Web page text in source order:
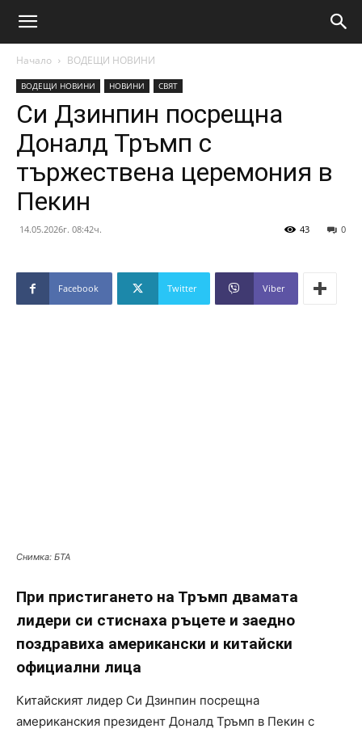
Начало ВОДЕЩИ НОВИНИ
ВОДЕЩИ НОВИНИ НОВИНИ СВЯТ
Си Дзинпин посрещна
Доналд Тръмп с
тържествена церемония в
Пекин
14.05.2026г. 08:42ч. 0
43
Facebook Twitter Viber
Снимка: БТА
При пристигането на Тръмп двамата
лидери си стиснаха ръцете и заедно
поздравиха американски и китайски
официални лица
Китайският лидер Си Дзинпин посрещна
американския президент Доналд Тръмп в Пекин с